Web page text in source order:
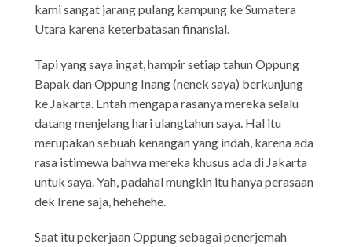
kami sangat jarang pulang kampung ke Sumatera
Utara karena keterbatasan finansial.
Tapi yang saya ingat, hampir setiap tahun Oppung
Bapak dan Oppung Inang (nenek saya) berkunjung
ke Jakarta. Entah mengapa rasanya mereka selalu
datang menjelang hari ulangtahun saya. Hal itu
merupakan sebuah kenangan yang indah, karena ada
rasa istimewa bahwa mereka khusus ada di Jakarta
untuk saya. Yah, padahal mungkin itu hanya perasaan
dek Irene saja, hehehehe.
Saat itu pekerjaan Oppung sebagai penerjemah